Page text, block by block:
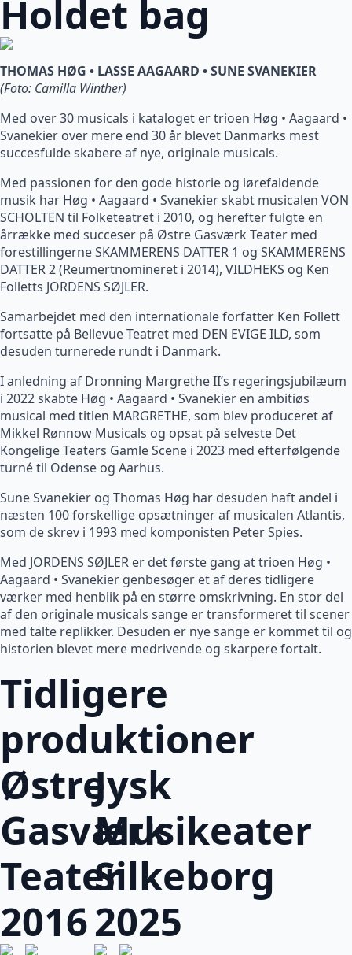
Holdet bag
THOMAS HØG • LASSE AAGAARD • SUNE SVANEKIER
(Foto: Camilla Winther)
Med over 30 musicals i kataloget er trioen Høg • Aagaard •
Svanekier over mere end 30 år blevet Danmarks mest
succesfulde skabere af nye, originale musicals.
Med passionen for den gode historie og iørefaldende
musik har Høg • Aagaard • Svanekier skabt musicalen VON
SCHOLTEN til Folketeatret i 2010, og herefter fulgte en
årrække med succeser på Østre Gasværk Teater med
forestillingerne SKAMMERENS DATTER 1 og SKAMMERENS
DATTER 2 (Reumertnomineret i 2014), VILDHEKS og Ken
Folletts JORDENS SØJLER.
Samarbejdet med den internationale forfatter Ken Follett
fortsatte på Bellevue Teatret med DEN EVIGE ILD, som
desuden turnerede rundt i Danmark.
I anledning af Dronning Margrethe II’s regeringsjubilæum
i 2022 skabte Høg • Aagaard • Svanekier en ambitiøs
musical med titlen MARGRETHE, som blev produceret af
Mikkel Rønnow Musicals og opsat på selveste Det
Kongelige Teaters Gamle Scene i 2023 med efterfølgende
turné til Odense og Aarhus.
Sune Svanekier og Thomas Høg har desuden haft andel i
næsten 100 forskellige opsætninger af musicalen Atlantis,
som de skrev i 1993 med komponisten Peter Spies.
Med JORDENS SØJLER er det første gang at trioen Høg •
Aagaard • Svanekier genbesøger et af deres tidligere
værker med henblik på en større omskrivning. En stor del
af den originale musicals sange er transformeret til scener
med talte replikker. Desuden er nye sange er kommet til og
historien blevet mere medrivende og skarpere fortalt.
Tidligere
produktioner
Østre
Gasværk
Teater
2016
Jysk
Musikeater
Silkeborg
2025